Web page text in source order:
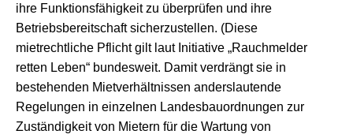
ihre Funktionsfähigkeit zu überprüfen und ihre
Betriebsbereitschaft sicherzustellen. (Diese
mietrechtliche Pflicht gilt laut Initiative „Rauchmelder
retten Leben“ bundesweit. Damit verdrängt sie in
bestehenden Mietverhältnissen anderslautende
Regelungen in einzelnen Landesbauordnungen zur
Zuständigkeit von Mietern für die Wartung von